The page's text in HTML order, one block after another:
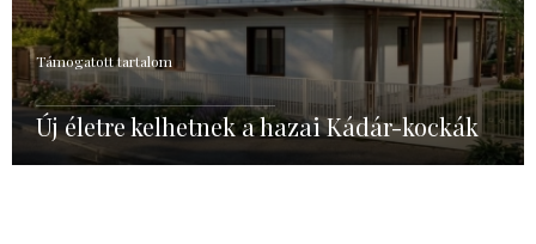
Támogatott tartalom
Új életre kelhetnek a hazai Kádár-kockák